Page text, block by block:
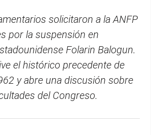
solicitaron a la ANFP
por la suspensión en
Folarin Balogun.
el histórico precedente de
y abre una discusión sobre
del Congreso.